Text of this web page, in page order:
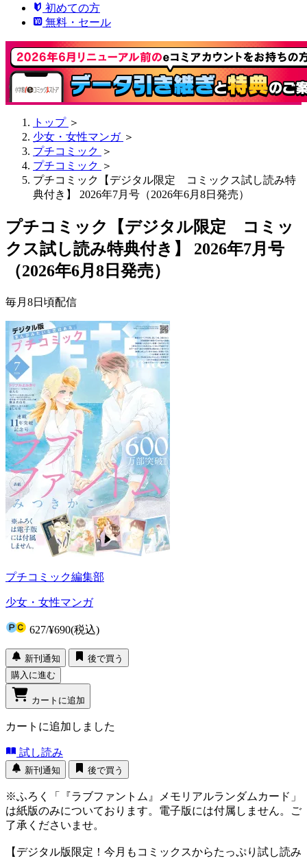
初めての方
無料・セール
トップ ＞
少女・女性マンガ ＞
プチコミック ＞
プチコミック ＞
プチコミック【デジタル限定 コミックス試し読み特
典付き】 2026年7月号（2026年6月8日発売）
プチコミック【デジタル限定 コミッ
クス試し読み特典付き】 2026年7月号
（2026年6月8日発売）
毎月8日頃配信
プチコミック編集部
少女・女性マンガ
627/¥690(税込)
新刊通知
後で買う
購入に進む
カートに追加
カートに追加しました
試し読み
新刊通知 後で買う
※ふろく「『ラブファントム』メモリアルランダムカード」
は紙版のみについております。電子版には付属しません。ご
了承くださいませ。
【デジタル版限定！今月もコミックスからたっぷり試し読み